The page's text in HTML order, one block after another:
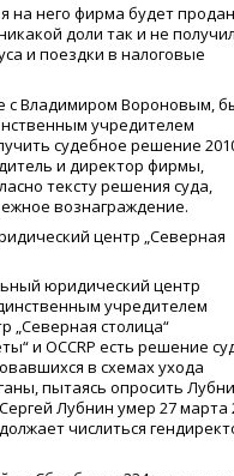
на него фирма будет
доли так и не
и поездки в налоговые
с Владимиром Вороновым,
учредителем
судебное решение
и директор фирмы,
тексту решения суда,
вознаграждение.
центр „Северная
юридический центр
учредителем
„Северная столица“
и OCCRP есть решение
в схемах ухода
пытаясь опросить
Лубнин умер 27 марта
числиться